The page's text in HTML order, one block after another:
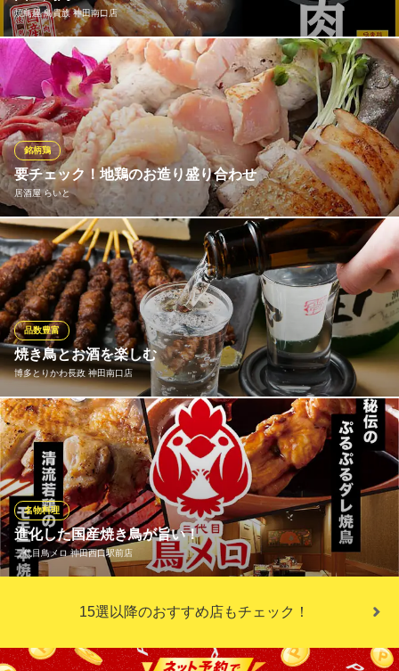
居酒屋/宴会/接待
ＪＲ神田駅 徒歩1分
東京都千代田区内神田3-22-10 竹内ビル1F
焼鳥屋 鳥貴族 神田南口店
おいしい焼鳥は鮮度が大事。価格・味わいともに 満足いただける
焼鳥を追求した結果、 鳥貴族の焼鳥は国産鶏肉を使用しておりま
す。
焼鳥屋 鳥貴族 神田南口店
焼鳥
ＪＲ神田駅 徒歩2分
東京都千代田区鍛冶町1-3-1 2F
要チェック！地鶏のお造り盛り合わせ
居酒屋 らいと
銘柄鶏
鶏家 六角鶏では、鶏の部位だけではなく銘柄鶏の食べ比べを楽し
めます！ 朝引きの名古屋コーチン・丹波高坂鶏・福岡八女炭蘇
鶏・宮崎黒岩土鶏などを使った地鶏のお造り盛り合わせ！は絶賛
おすすめ中！一度食べたらやみつきに！！そうそうたる銘柄鶏の
美味しさを一度に味わえる貴重な体験ができるお店です。
居酒屋 らいと
神田 焼き鳥地鶏居酒屋
ＪＲ神田駅 徒歩2分
東京都千代田区内神田3-17-8 アルプスビル1F
焼き鳥とお酒を楽しむ
博多とりかわ長政 神田南口店
品数豊富
当店自慢のアツアツ焼き鳥と、冷えたビールは相性抜群♪その他に
も、焼酎、日本酒、ハイボールなど、お料理に合うさまざまなお
酒をご用意しております。会社帰りのサク飲みにもお気軽にお立
ち寄りください！
博多とりかわ長政 神田南口店
焼鳥
ＪＲ神田駅 徒歩3分
進化した国産焼き鳥が旨い！
三代目鳥メロ 神田西口駅前店
名物料理
鳥メロの焼鳥が、さらにおいしく進化しました。看板商品の焼き
鳥は、国産チルド原料を使用し、仕込みから焼きまで工程を一
しっとり、レバー串は濃厚な味わいに。ひと口食べれば違いが分
15選以降のおすすめ店もチェック！